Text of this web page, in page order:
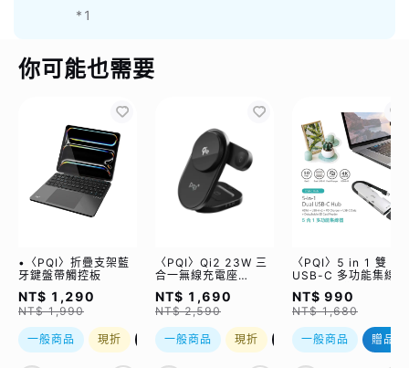
*1
你可能也需要
•〈PQI〉折疊支架藍
牙鍵盤帶觸控板
NT$ 1,290
NT$ 1,990
一般商品 現折 優惠加購
〈PQI〉Qi2 23W 三
合一無線充電座
(WCC2302)
NT$ 1,690
NT$ 2,590
一般商品 現折 優惠加購
〈PQI〉5 in 1 雙
USB-C 多功能集線器
（限量加贈｜U988
class 10 Micro SD
記憶卡 64GB，附 SD
轉卡）
NT$ 990
NT$ 1,680
一般商品 贈品